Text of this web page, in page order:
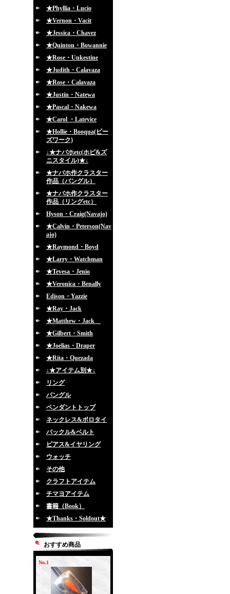
★Phyllia・Lucio
★Vernon・Vacit
★Jessica・Chavez
★Quinton・Bowannie
★Rose・Unkestine
★Judith・Calavaza
★Rose・Calavaza
★Justin・Natewa
★Pascal・Nakewa
★Carol ・Lateyice
★Hollie・Booqua(ビー
ズワーク)
↓★ナバホetc(ホピ&ズ
ニスタイル)★↓
★ナバホ作クラスター
作品（バングル）
★ナバホ作クラスター
作品（リングetc）
Hyson・Craig(Navajo)
★Calvin・Peterson(Nav
ajo)
★Raymond・Boyd
★Larry・Watchman
★Tevesa・Jenio
★Veronica・Benally
Edison・Yazzie
★Ray・Jack
★Matthew・Jack
★Gilbert・Smith
★Joelias・Draper
★Rita・Quezada
↓★アイテム別★↓
リング
バングル
ペンダントトップ
ネックレス&ボロタイ
バックル&ベルト
ピアス&イヤリング
ウォッチ
その他
クラフトアイテム
チマヨアイテム
書籍（Book）
★Thanks・Soldout★
おすすめ商品
No.1